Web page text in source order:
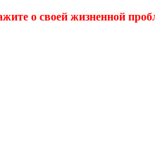
о своей жизненной